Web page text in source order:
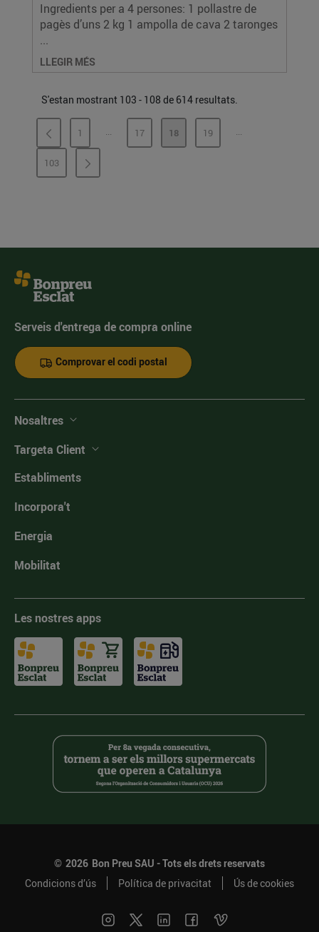
Ingredients per a 4 persones: 1 pollastre de
pagès d’uns 2 kg 1 ampolla de cava 2 taronges
...
LLEGIR MÉS
S'estan mostrant 103 - 108 de 614 resultats.
PÀGINA
1 ...PÀGINES INTERMÈDIES
PÀGINA
17 PÀGINA
18 PÀGINA
19 ...PÀGINES
PÀGINA
103
Serveis d'entrega de compra online
Comprovar el codi postal
Nosaltres
Targeta Client
Establiments
Incorpora't
Energia
Mobilitat
Les nostres apps
© 2026 Bon Preu SAU - Tots els drets reservats
Condicions d’ús
Política de privacitat Ús de cookies